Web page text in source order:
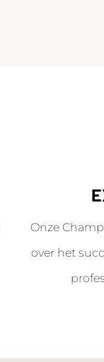
Onze
over het